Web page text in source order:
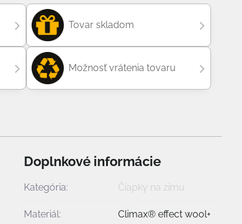
Tovar skladom
Možnosť vrátenia tovaru
Doplnkové informácie
Kategória: Čiapky na zimu
Materiál: Climax® effect wool+